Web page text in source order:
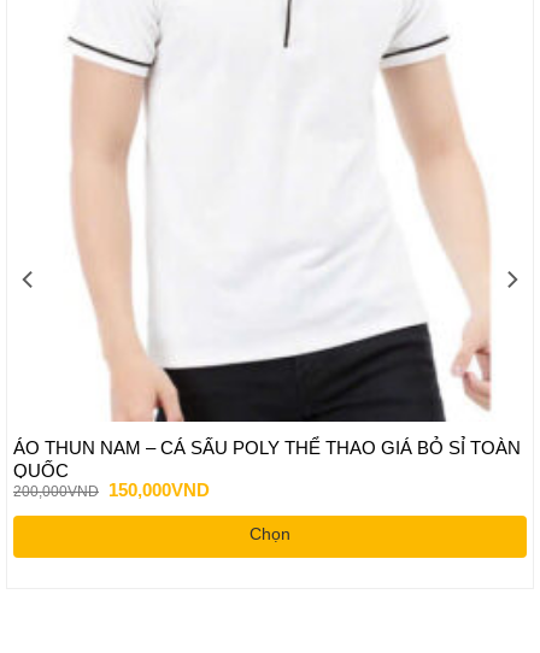
ÁO THUN NAM – CÁ SẤU POLY THỂ THAO GIÁ BỎ SỈ TOÀN
QUỐC
200,000VND
Giá
gốc
là:
150,000VNDGiá
tại
Chọn